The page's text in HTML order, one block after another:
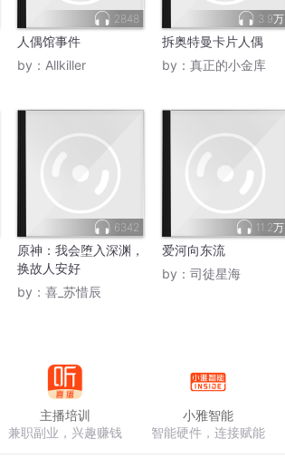
2848
人偶馆事件
by： Allkiller
3.9万
拆奥特曼卡片人偶
by： 真正的小金库
6342
原神：我会堕入深渊，
换故人安好
by： 喜_苏惜辰
11.2万
爱河向东流
by： 司徒星海
主播培训
兼职副业，兴趣赚钱
小雅智能
智能硬件，连接赋能